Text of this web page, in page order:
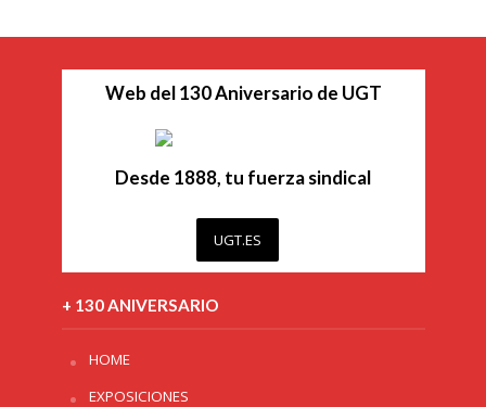
Web del 130 Aniversario de UGT
Desde 1888, tu fuerza sindical
UGT.ES
+ 130 ANIVERSARIO
HOME
EXPOSICIONES